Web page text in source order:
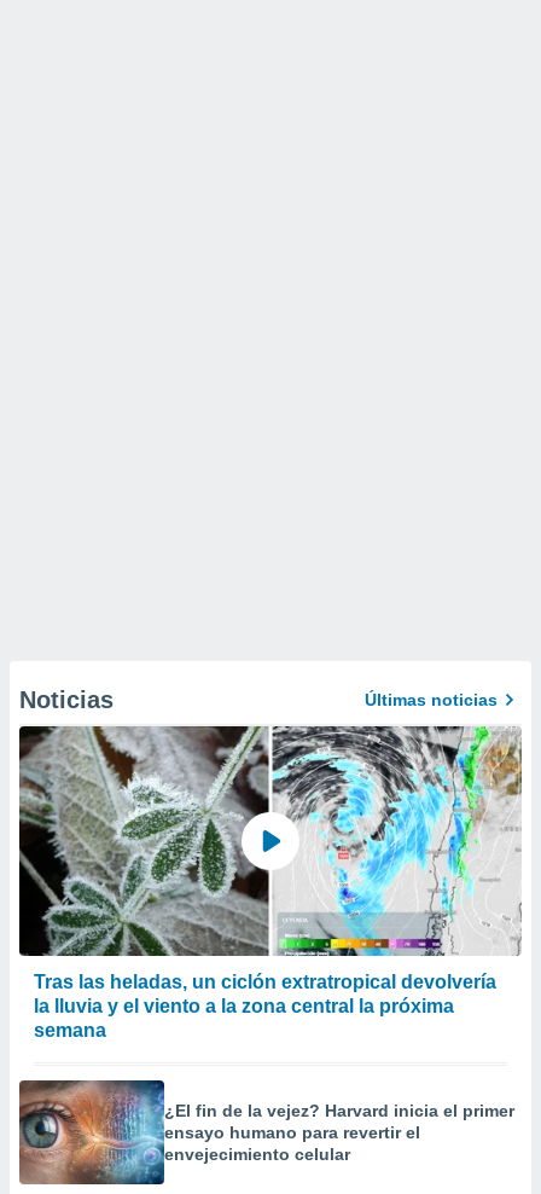
Noticias Últimas noticias
Tras las heladas, un ciclón extratropical devolvería
la lluvia y el viento a la zona central la próxima
semana
¿El fin de la vejez? Harvard inicia el primer
ensayo humano para revertir el
envejecimiento celular